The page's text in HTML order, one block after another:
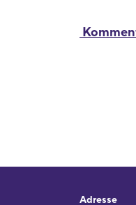
Adresse